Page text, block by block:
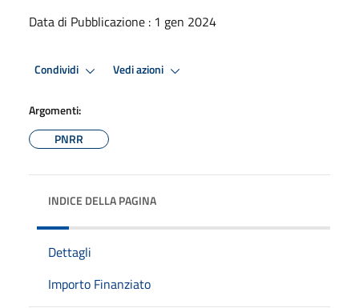
Data di Pubblicazione : 1 gen 2024
Condividi Vedi azioni
Argomenti:
PNRR
INDICE DELLA PAGINA
Dettagli
Importo Finanziato